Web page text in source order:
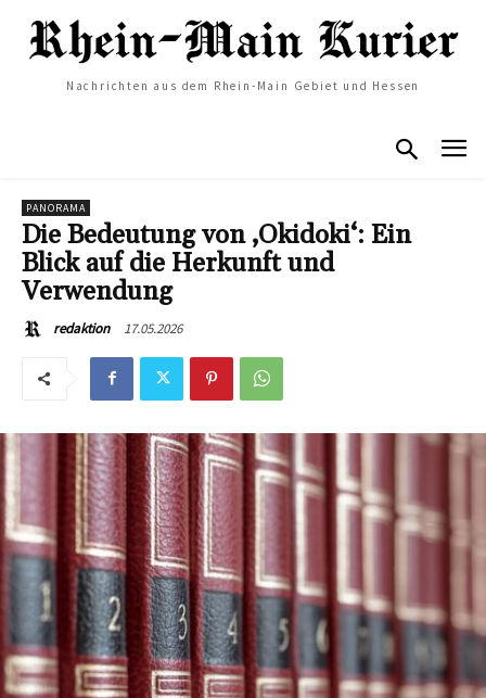
Nachrichten aus dem Rhein-Main Gebiet und Hessen
PANORAMA
Die Bedeutung von ‚Okidoki‘: Ein
Blick auf die Herkunft und
Verwendung
redaktion 17.05.2026